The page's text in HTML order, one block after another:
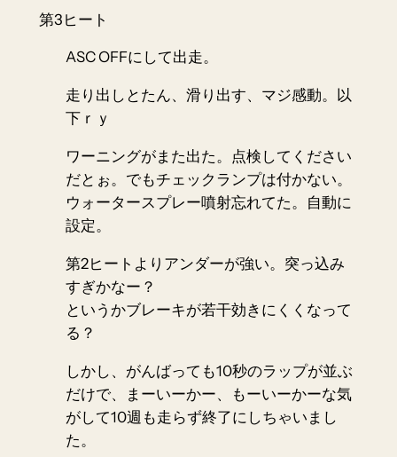
第3ヒート
ASC OFFにして出走。
走り出しとたん、滑り出す、マジ感動。以
下ｒｙ
ワーニングがまた出た。点検してください
だとぉ。でもチェックランプは付かない。
ウォータースプレー噴射忘れてた。自動に
設定。
第2ヒートよりアンダーが強い。突っ込み
すぎかなー？
というかブレーキが若干効きにくくなって
る？
しかし、がんばっても10秒のラップが並ぶ
だけで、まーいーかー、もーいーかーな気
がして10週も走らず終了にしちゃいまし
た。